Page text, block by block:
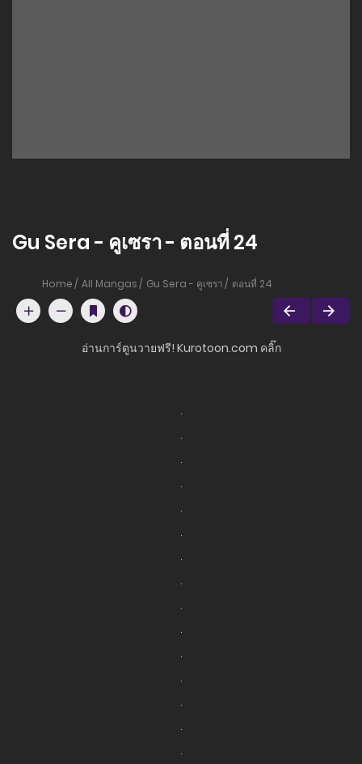
Gu Sera - คูเซรา - ตอนที่ 24
Home All Mangas Gu Sera - คูเซรา ตอนที่ 24
อ่านการ์ตูนวายฟรี! Kurotoon.com คลิ๊ก